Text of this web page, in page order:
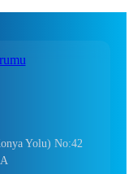
Yolu) No:42